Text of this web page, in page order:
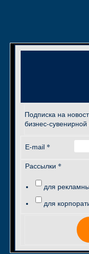
Подписка на
бизнес-сувенирной
E-mail *
Рассылки *
для
для